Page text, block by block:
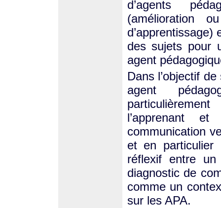
d’agents
(amélioration
des sujets pour
agent
Dans l’objectif
agent
l’apprenant
communication
et en particulier
réflexif entre
diagnostic de
comme un
sur les APA.